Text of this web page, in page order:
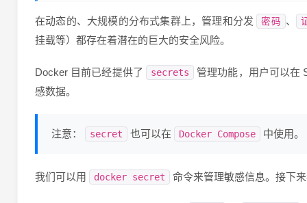
在动态的、大规模的分布式集群上，管理和分发 密码 、
挂载等）都存在着潜在的巨大的安全风险。
Docker 目前已经提供了 secrets
管理功能，用户可以在
感数据。
注意： secret 也可以在 Docker Compose 中使用。
我们可以用 docker secret 命令来管理敏感信息。接下